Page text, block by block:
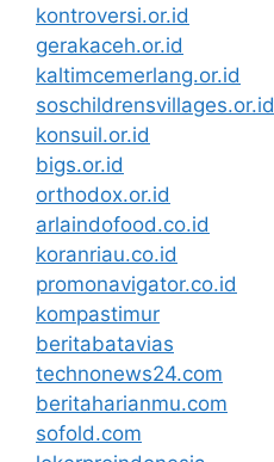
kontroversi.or.id
gerakaceh.or.id
kaltimcemerlang.or.id
soschildrensvillages.or.id
konsuil.or.id
bigs.or.id
orthodox.or.id
arlaindofood.co.id
koranriau.co.id
promonavigator.co.id
kompastimur
beritabatavias
technonews24.com
beritaharianmu.com
sofold.com